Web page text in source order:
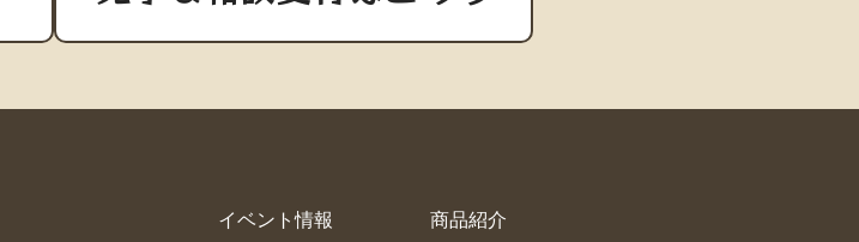
イベント情報 商品紹介